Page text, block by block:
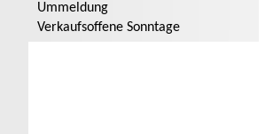
Ummeldung
Verkaufsoffene Sonntage